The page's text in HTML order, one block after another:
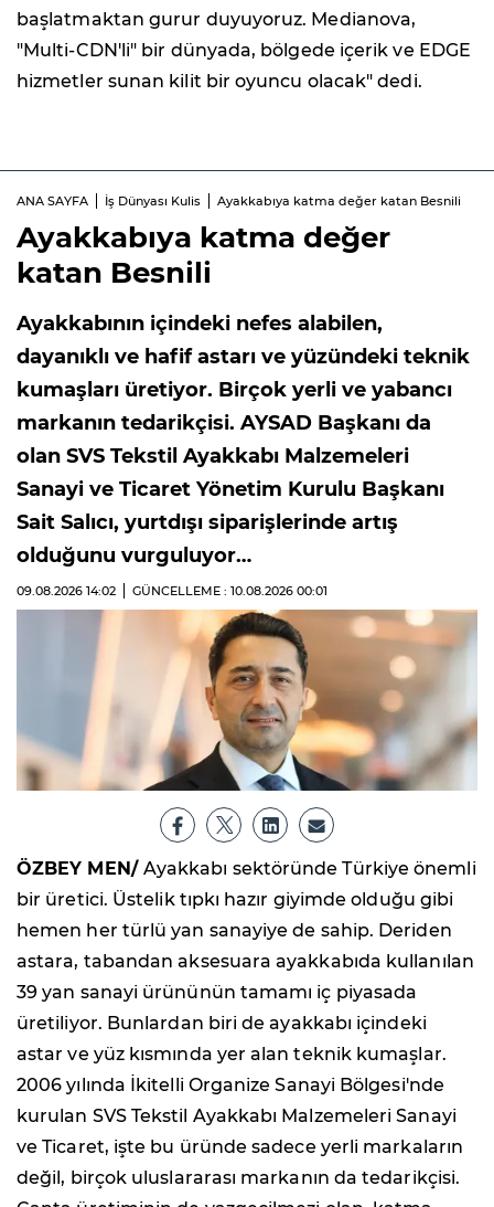
başlatmaktan gurur duyuyoruz. Medianova,
"Multi-CDN'li" bir dünyada, bölgede içerik ve EDGE
hizmetler sunan kilit bir oyuncu olacak" dedi.
ANA SAYFA İş Dünyası Kulis Ayakkabıya katma değer katan Besnili
Ayakkabıya katma değer
katan Besnili
Ayakkabının içindeki nefes alabilen,
dayanıklı ve hafif astarı ve yüzündeki teknik
kumaşları üretiyor. Birçok yerli ve yabancı
markanın tedarikçisi. AYSAD Başkanı da
olan SVS Tekstil Ayakkabı Malzemeleri
Sanayi ve Ticaret Yönetim Kurulu Başkanı
Sait Salıcı, yurtdışı siparişlerinde artış
olduğunu vurguluyor…
09.08.2026 14:02 GÜNCELLEME : 10.08.2026 00:01
ÖZBEY MEN/ Ayakkabı sektöründe Türkiye önemli
bir üretici. Üstelik tıpkı hazır giyimde olduğu gibi
hemen her türlü yan sanayiye de sahip. Deriden
astara, tabandan aksesuara ayakkabıda kullanılan
39 yan sanayi ürününün tamamı iç piyasada
üretiliyor. Bunlardan biri de ayakkabı içindeki
astar ve yüz kısmında yer alan teknik kumaşlar.
2006 yılında İkitelli Organize Sanayi Bölgesi'nde
kurulan SVS Tekstil Ayakkabı Malzemeleri Sanayi
ve Ticaret, işte bu üründe sadece yerli markaların
değil, birçok uluslararası markanın da tedarikçisi.